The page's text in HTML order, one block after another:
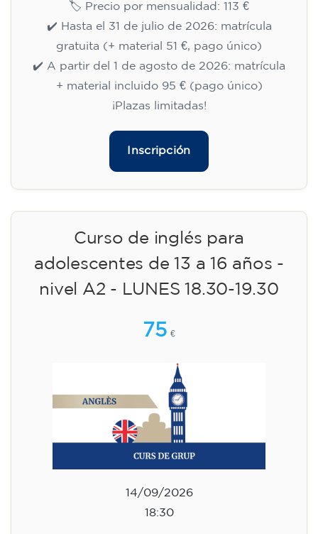
🏷️ Precio por mensualidad: 113 €
✔️ Hasta el 31 de julio de 2026: matrícula
gratuita (+ material 51 €, pago único)
✔️ A partir del 1 de agosto de 2026: matrícula
+ material incluido 95 € (pago único)
¡Plazas limitadas!
Inscripción
Curso de inglés para
adolescentes de 13 a 16 años -
nivel A2 - LUNES 18.30-19.30
75 €
14/09/2026
18:30